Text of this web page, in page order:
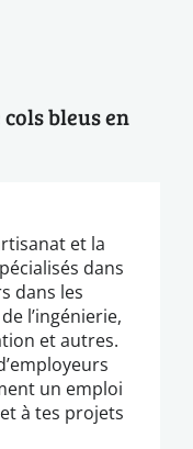
bleus en
et la
dans
dans les
l’ingénierie,
et autres.
un emploi
à tes projets